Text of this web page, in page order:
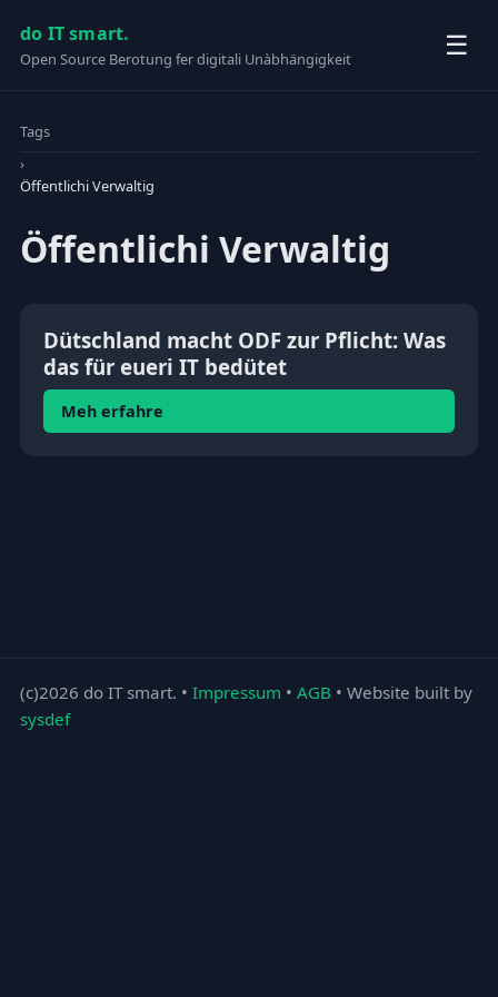
do IT smart.
Open Source Berotung fer digitali Unàbhängigkeit ☰
Tags
›
Öffentlichi Verwaltig
Öffentlichi Verwaltig
Dütschland macht ODF zur Pflicht: Was
das für eueri IT bedütet
Meh erfahre
(c)2026 do IT smart. • Impressum • AGB • Website built by
sysdef